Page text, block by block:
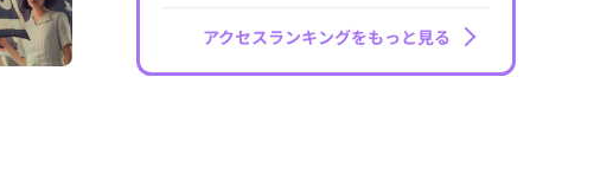
アクセスランキングをもっと見る